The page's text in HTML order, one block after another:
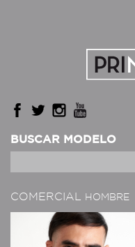
BUSCAR MODELO
COMERCIAL HOMBRE